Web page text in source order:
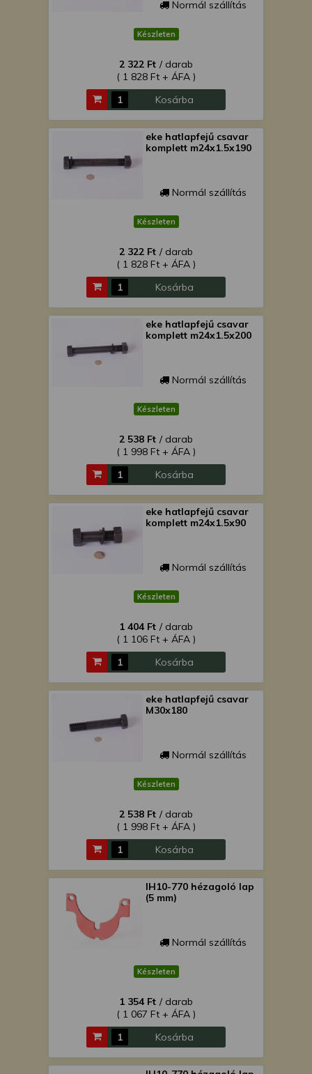
Normál szállítás
Készleten
2 322 Ft / darab
( 1 828 Ft + ÁFA )
Kosárba
eke hatlapfejű csavar
komplett m24x1.5x190
Normál szállítás
Készleten
2 322 Ft / darab
( 1 828 Ft + ÁFA )
Kosárba
eke hatlapfejű csavar
komplett m24x1.5x200
Normál szállítás
Készleten
2 538 Ft / darab
( 1 998 Ft + ÁFA )
Kosárba
eke hatlapfejű csavar
komplett m24x1.5x90
Normál szállítás
Készleten
1 404 Ft / darab
( 1 106 Ft + ÁFA )
Kosárba
eke hatlapfejű csavar
M30x180
Normál szállítás
Készleten
2 538 Ft / darab
( 1 998 Ft + ÁFA )
Kosárba
IH10-770 hézagoló lap
(5 mm)
Normál szállítás
Készleten
1 354 Ft / darab
( 1 067 Ft + ÁFA )
Kosárba